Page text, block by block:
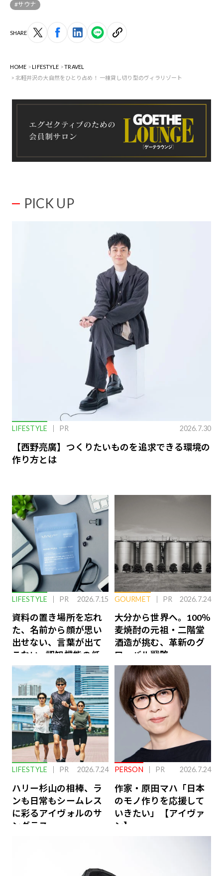
#サウナ
SHARE
HOME LIFESTYLE
TRAVEL
北軽井沢の大自然をひとり占め！ 一棟貸し切り型のヴィラリゾート
PICK UP
LIFESTYLE PR 2026.7.30
【西野亮廣】つくりたいものを追求できる環境の
作り方とは
LIFESTYLE PR 2026.7.15
資料の置き場所を忘れ
た、名前から顔が思い
出せない、言葉が出て
こない…認知機能の低
下を救う、脳のインナ
ーケアとは
GOURMET PR 2026.7.24
大分から世界へ。100％
麦焼酎の元祖・二階堂
酒造が挑む、革新のグ
ローバル戦略
LIFESTYLE PR 2026.7.24
ハリー杉山の相棒、ラ
ンも日常もシームレス
に彩るアイヴォルのサ
ングラス
PERSON PR 2026.7.24
作家・原田マハ「日本
のモノ作りを応援して
いきたい」【アイヴァ
ン】